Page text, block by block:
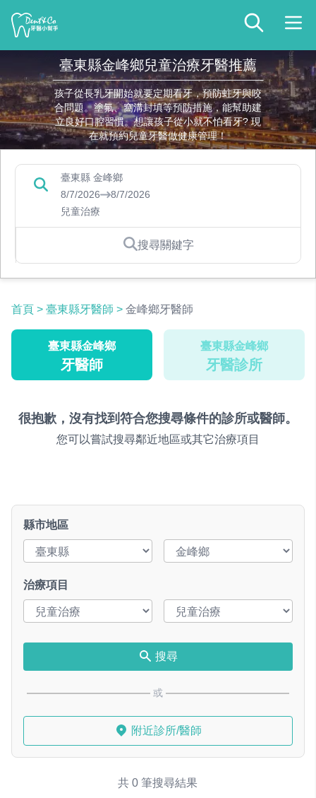
臺東縣金峰鄉兒童治療牙醫推薦
孩子從長乳牙開始就要定期看牙，預防蛀牙與咬
合問題。塗氟、窩溝封填等預防措施，能幫助建
立良好口腔習慣。想讓孩子從小就不怕看牙? 現
在就預約兒童牙醫做健康管理！
臺東縣 金峰鄉
8/7/2026
8/7/2026
兒童治療
搜尋關鍵字
首頁 > 臺東縣牙醫師 > 金峰鄉牙醫師
臺東縣金峰鄉
牙醫師
臺東縣金峰鄉
牙醫診所
很抱歉，沒有找到符合您搜尋條件的診所或醫師。
您可以嘗試搜尋鄰近地區或其它治療項目
縣市地區
治療項目
搜尋
或
附近診所/醫師
共 0 筆搜尋結果